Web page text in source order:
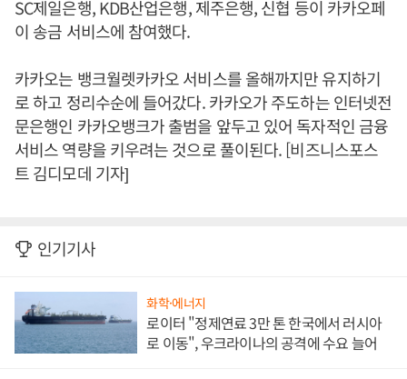
SC제일은행, KDB산업은행, 제주은행, 신협 등이 카카오페
이 송금 서비스에 참여했다.
카카오는 뱅크월렛카카오 서비스를 올해까지만 유지하기
로 하고 정리수순에 들어갔다. 카카오가 주도하는 인터넷전
문은행인 카카오뱅크가 출범을 앞두고 있어 독자적인 금융
서비스 역량을 키우려는 것으로 풀이된다. [비즈니스포스
트 김디모데 기자]
인기기사
화학·에너지
로이터 "정제연료 3만 톤 한국에서 러시아
로 이동", 우크라이나의 공격에 수요 늘어